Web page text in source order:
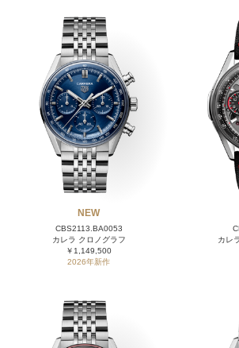
NEW
CBS2113.BA0053
カレラ クロノグラフ
￥1,149,500
2026年新作
カレ